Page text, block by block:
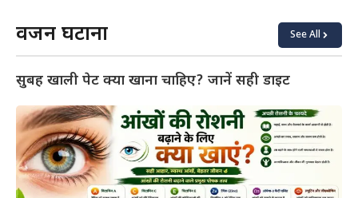
वजन घटाना See All
सुबह खाली पेट क्या खाना चाहिए? जानें सही डाइट